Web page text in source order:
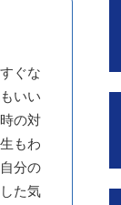
ぐな
いい
の対
もわ
分の
た気